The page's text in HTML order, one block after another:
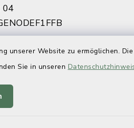
unserer Website zu ermöglichen.
Sie in unseren
04
Fürstenfeldbruck
DE84 7005 3070 0009